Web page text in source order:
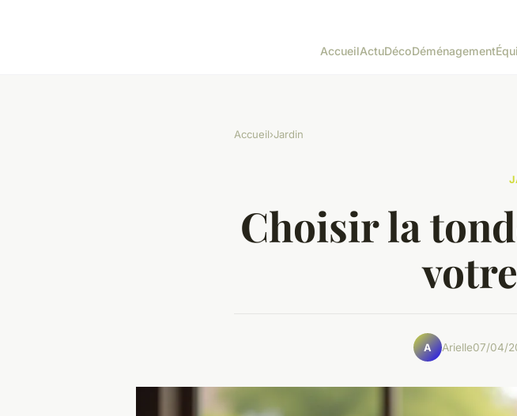
AccueilActuDécoDéménagement
Accueil›Jardin
Choisir la
A Arielle07/04/